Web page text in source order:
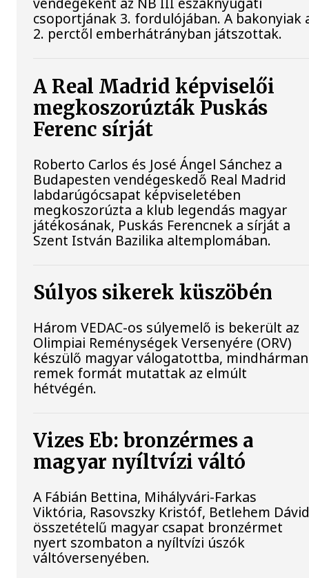
csoportjának 3. fordulójában. A bakonyiak
2. perctől emberhátrányban játszottak.
A Real Madrid képviselői
megkoszorúzták Puskás
Ferenc sírját
Roberto Carlos és José Ángel Sánchez a
Budapesten vendégeskedő Real Madrid
labdarúgócsapat képviseletében
megkoszorúzta a klub legendás magyar
játékosának, Puskás Ferencnek a sírját a
Szent István Bazilika altemplomában.
Súlyos sikerek küszöbén
Három VEDAC-os súlyemelő is bekerült az
Olimpiai Reménységek Versenyére (ORV)
készülő magyar válogatottba, mindhárman
remek formát mutattak az elmúlt
hétvégén.
Vizes Eb: bronzérmes a
magyar nyíltvízi váltó
A Fábián Bettina, Mihályvári-Farkas
Viktória, Rasovszky Kristóf, Betlehem
összetételű magyar csapat bronzérmet
nyert szombaton a nyíltvízi úszók
váltóversenyében.